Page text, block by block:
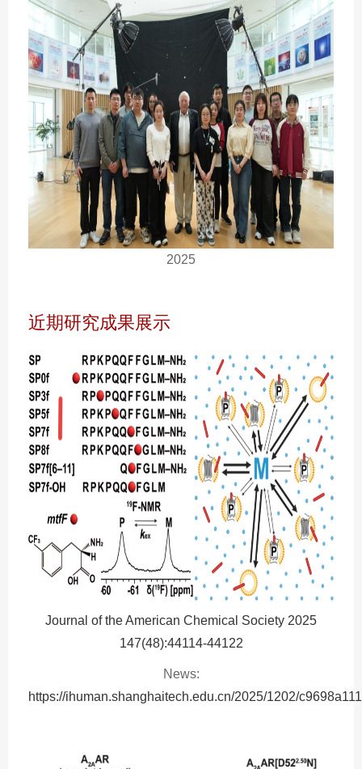
2025
近期研究成果展示
Journal of the American Chemical Society 2025
147(48):44114-44122
News:
https://ihuman.shanghaitech.edu.cn/2025/1202/